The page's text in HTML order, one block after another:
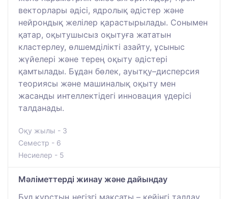
векторлары әдісі, ядролық әдістер және
нейрондық желілер қарастырылады. Сонымен
қатар, оқытушысыз оқытуға жататын
кластерлеу, өлшемділікті азайту, ұсыныс
жүйелері және терең оқыту әдістері
қамтылады. Бұдан бөлек, ауытқу–дисперсия
теориясы және машиналық оқыту мен
жасанды интеллектідегі инновация үдерісі
талданады.
Оқу жылы - 3
Семестр - 6
Несиелер - 5
Мәліметтерді жинау және дайындау
Бұл курстың негізгі мақсаты – кейінгі талдау